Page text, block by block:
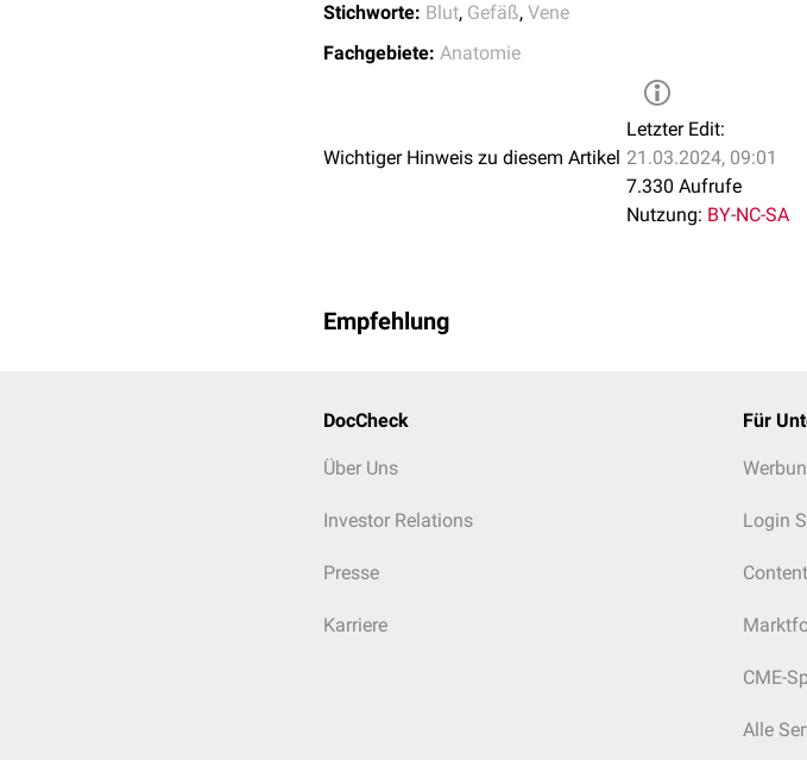
Stichworte: Blut, Gefäß, Vene
Fachgebiete: Anatomie
Wichtiger Hinweis zu diesem Artikel
Letzter Edit:
21.03.2024, 09:01
7.330 Aufrufe
Nutzung: BY-NC-SA
Empfehlung
DocCheck
Über Uns
Investor Relations
Presse
Karriere
Für
Login
CME-
Alle